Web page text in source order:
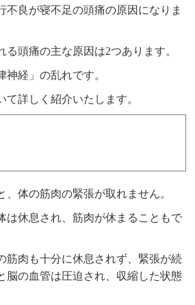
不良が寝不足の頭痛の原因になりま
る頭痛の主な原因は2つあります。
神経」の乱れです。
て詳しく紹介いたします。
、体の筋肉の緊張が取れません。
は休息され、筋肉が休まることもで
筋肉も十分に休息されず、緊張が続
脳の血管は圧迫され、収縮した状態